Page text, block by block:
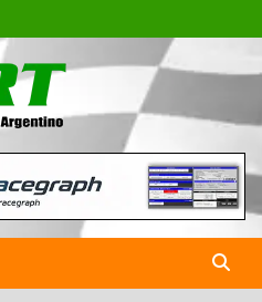
La Revista
Karting en